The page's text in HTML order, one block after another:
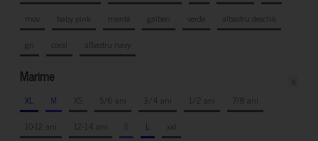
mov
baby pink mentă galben verde
albastru deschis
gri
coral albastru navy
Marime
XL M XS 5/6 ani 3/4 ani 1/2 ani
7/8 ani
10-12 ani
12-14 ani S L xxl